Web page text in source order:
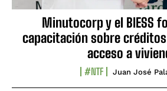
Minutocorp y el BIESS
capacitación sobre
acceso a
#NTF Juan José